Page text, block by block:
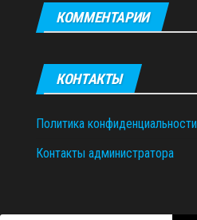
КОММЕНТАРИИ
КОНТАКТЫ
Политика конфиденциальности
Контакты администратора